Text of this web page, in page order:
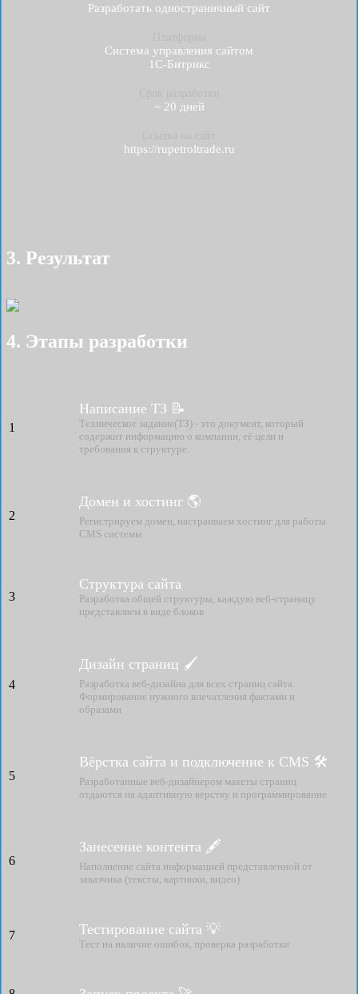
Разработать одностраничный сайт
Система управления сайтом
1С-Битрикс
~ 20 дней
https://rupetroltrade.ru
3. Результат
4. Этапы разработки
1
Написание ТЗ 📝
Техническое задание(ТЗ) - это документ, который
содержит информацию о компании, её цели и
требования к структуре.
2
Домен и хостинг 🌎
Регистрируем домен, настраиваем хостинг для работы
CMS системы
3
Структура сайта
Разработка общей структуры, каждую веб-страницу
представляем в виде блоков
4
Дизайн страниц 🖌
Разработка веб-дизайна для всех страниц сайта.
Формирование нужного впечатления фактами и
образами
5
Вёрстка сайта и подключение к CMS 🛠
Разработанные веб-дизайнером макеты страниц
отдаются на адаптивную верстку и программирование
6
Занесение контента 🖋
Наполнение сайта информацией представленной от
заказчика (тексты, картинки, видео)
7 Тестирование сайта 💡
Тест на наличие ошибок, проверка разработки